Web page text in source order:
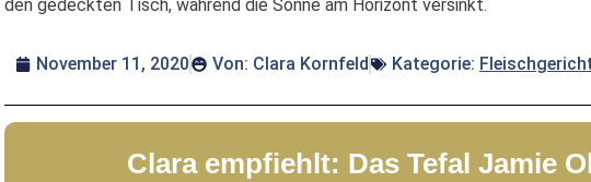
den gedeckten Tisch, während die Sonne am Horizont versinkt.
November 11, 2020 Von: Clara Kornfeld Kategorie:
Clara empfiehlt: Das Tefal Jamie